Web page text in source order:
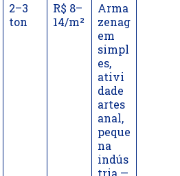
2–3
ton
R$ 8–
14/m²
Arma
zenag
em
simpl
es,
ativi
dade
artes
anal,
peque
na
indús
tria —